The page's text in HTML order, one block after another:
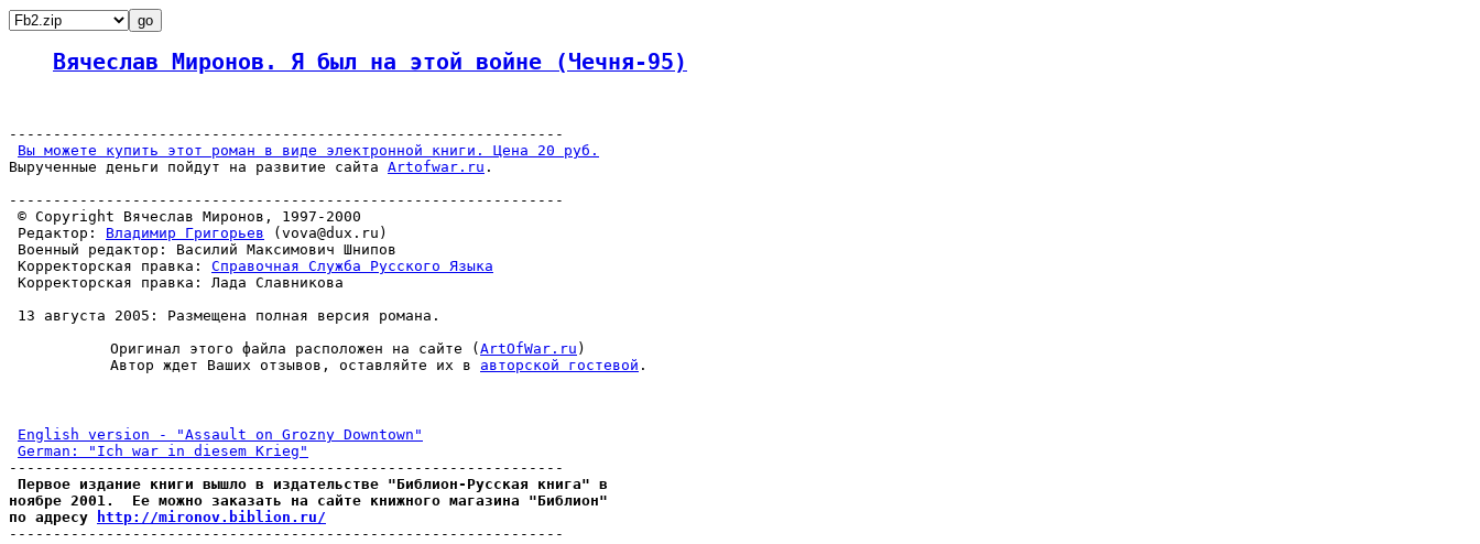
Вячеслав Миронов. Я был на этой войне (Чечня-95)
---------------------------------------------------------------
Вы можете купить этот роман в виде электронной книги. Цена 20 руб.
Вырученные деньги пойдут на развитие сайта Artofwar.ru .
---------------------------------------------------------------
© Copyright Вячеслав Миронов, 1997-2000
Редактор: Владимир Григорьев (vova@dux.ru)
Военный редактор: Василий Максимович Шнипов
Корректорская правка: Справочная Служба Русского Языка
Корректорская правка: Лада Славникова
13 августа 2005: Размещена полная версия романа.
Оригинал этого файла расположен на сайте ( ArtOfWar.ru )
Автор ждет Ваших отзывов, оставляйте их в авторской гостевой
English version - "Assault on Grozny Downtown"
German: "Ich war in diesem Krieg"
---------------------------------------------------------------
Первое издание книги вышло в издательстве "Библион-Русская книга" в
ноябре 2001.  Ее можно заказать на сайте книжного магазина "Библион"
по адресу
http://mironov.biblion.ru/
---------------------------------------------------------------